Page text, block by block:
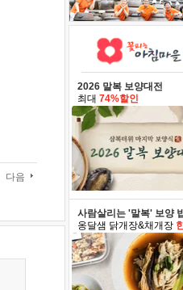
다음
2026 말복 보양대전
최대 74%할인
사람살리는 '말복' 보양
옹달샘 닭개장&채개장